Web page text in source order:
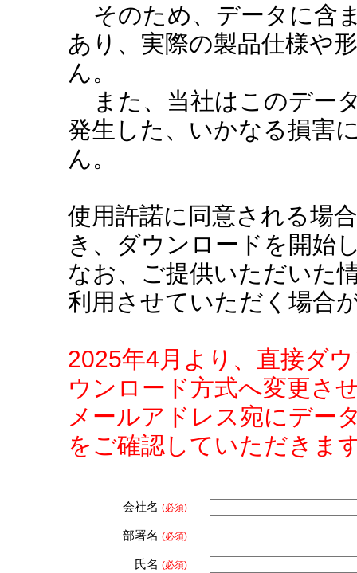
そのため、データに含
あり、実際の製品仕様や
ん。
また、当社はこのデー
発生した、いかなる損害
ん。
使用許諾に同意される場
き、ダウンロードを開始
なお、ご提供いただいた
利用させていただく場合
2025年4月より、直接ダ
ウンロード方式へ変更さ
メールアドレス宛にデー
をご確認していただきま
会社名 (必須)
部署名 (必須)
氏名 (必須)